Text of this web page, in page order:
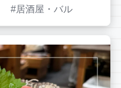
居酒屋・バル